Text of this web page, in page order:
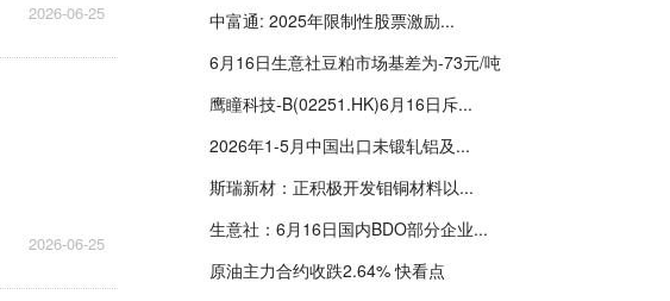
2026-06-25
2026-06-25
中富通: 2025年限制性股票激励...
6月16日生意社豆粕市场基差为-73元/吨
鹰瞳科技-B(02251.HK)6月16日斥...
2026年1-5月中国出口未锻轧铝及...
斯瑞新材：正积极开发钼铜材料以...
生意社：6月16日国内BDO部分企业...
原油主力合约收跌2.64% 快看点